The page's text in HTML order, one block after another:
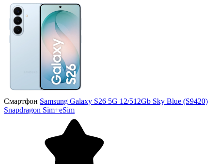
Смартфон Samsung Galaxy S26 5G 12/512Gb Sky Blue (S9420)
Snapdragon Sim+eSim